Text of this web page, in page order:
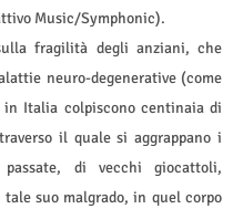
Music/Symphonic).
fragilità degli anziani, che
neuro-degenerative (come
in Italia colpiscono centinaia di
il quale si aggrappano i
di vecchi giocattoli,
suo malgrado, in quel corpo